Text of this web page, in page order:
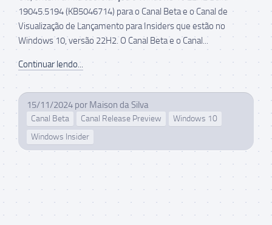
19045.5194 (KB5046714) para o Canal Beta e o Canal de
Visualização de Lançamento para Insiders que estão no
Windows 10, versão 22H2. O Canal Beta e o Canal...
Continuar lendo...
15/11/2024 por Maison da Silva
Canal Beta Canal Release Preview
Windows 10
Windows Insider